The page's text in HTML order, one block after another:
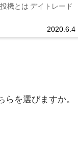
2020.6.4
機とは デイトレード
を選びますか。